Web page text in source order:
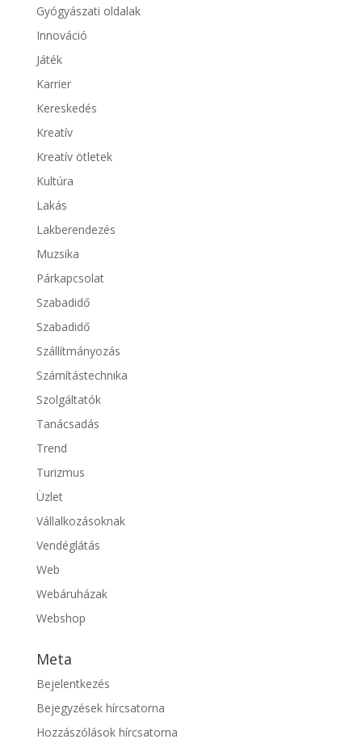
Gyógyászati oldalak
Innováció
Játék
Karrier
Kereskedés
Kreatív
Kreatív ötletek
Kultúra
Lakás
Lakberendezés
Muzsika
Párkapcsolat
Szabadidő
Szabadidő
Szállítmányozás
Számítástechnika
Szolgáltatók
Tanácsadás
Trend
Turizmus
Üzlet
Vállalkozásoknak
Vendéglátás
Web
Webáruházak
Webshop
Meta
Bejelentkezés
Bejegyzések hírcsatorna
Hozzászólások hírcsatorna